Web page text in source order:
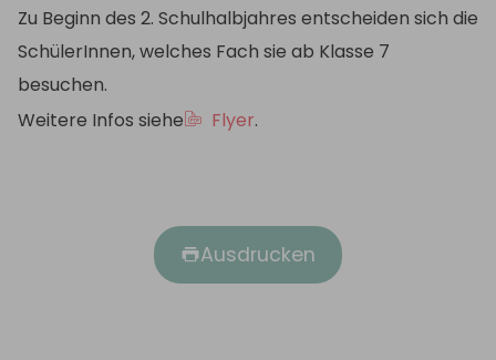
Zu Beginn des 2. Schulhalbjahres entscheiden sich die
SchülerInnen, welches Fach sie ab Klasse 7
besuchen.
Weitere Infos siehe
Flyer.
Ausdrucken